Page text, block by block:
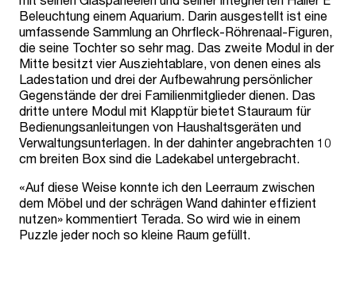
Beleuchtung einem Aquarium. Darin ausgestellt ist eine
umfassende Sammlung an Ohrfleck-Röhrenaal-Figuren,
die seine Tochter so sehr mag. Das zweite Modul in der
Mitte besitzt vier Ausziehtablare, von denen eines als
Ladestation und drei der Aufbewahrung persönlicher
Gegenstände der drei Familienmitglieder dienen. Das
dritte untere Modul mit Klapptür bietet Stauraum für
Bedienungsanleitungen von Haushaltsgeräten und
Verwaltungsunterlagen. In der dahinter angebrachten 10
cm breiten Box sind die Ladekabel untergebracht.
«Auf diese Weise konnte ich den Leerraum zwischen
dem Möbel und der schrägen Wand dahinter effizient
nutzen» kommentiert Terada. So wird wie in einem
Puzzle jeder noch so kleine Raum gefüllt.